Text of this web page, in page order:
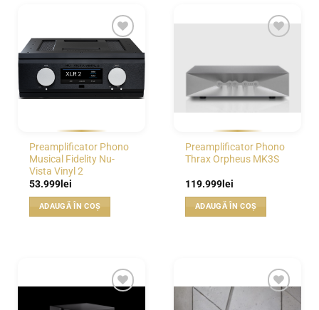
WISHLIST
Preamplificator Phono
Musical Fidelity Nu-
Vista Vinyl 2
53.999 lei
ADAUGĂ ÎN COȘ
Preamplificator Phono
Thrax Orpheus MK3S
119.999 lei
ADAUGĂ ÎN COȘ
WISHLIST WISHLIST